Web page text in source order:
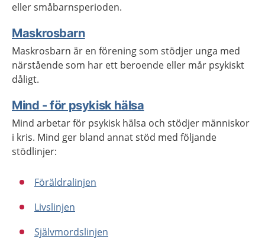
ellersmåbarnsperioden.
Maskrosbarn
Maskrosbarn är en förening som stödjer unga med
närstående som har ett beroende eller mår psykiskt
dåligt.
Mind - för psykisk hälsa
Mind arbetar för psykisk hälsa och stödjer människor
i kris. Mind ger bland annat stöd med följande
stödlinjer:
Föräldralinjen
Livslinjen
Självmordslinjen